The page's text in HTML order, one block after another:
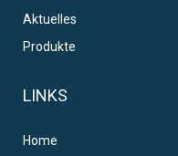
Aktuelles
Produkte
LINKS
Home